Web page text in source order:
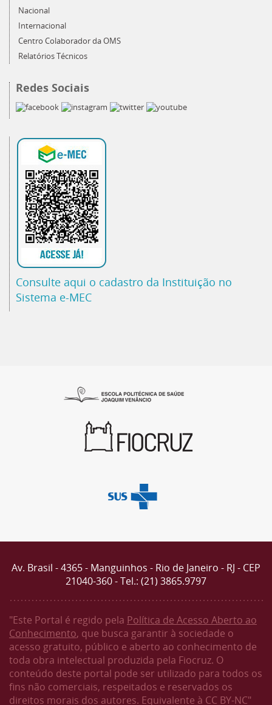
Nacional
Internacional
Centro Colaborador da OMS
Relatórios Técnicos
Redes Sociais
Consulte aqui o cadastro da Instituição no
Sistema e-MEC
Av. Brasil - 4365 - Manguinhos - Rio de Janeiro - RJ - CEP
21040-360 - Tel.: (21) 3865.9797
"Este Portal é regido pela Política de Acesso Aberto ao
Conhecimento, que busca garantir à sociedade o
acesso gratuito, público e aberto ao conhecimento de
toda obra intelectual produzida pela Fiocruz. O
conteúdo deste portal pode ser utilizado para todos os
fins não comerciais, respeitados e reservados os
direitos morais dos autores. Equivalente à CC BY-NC"